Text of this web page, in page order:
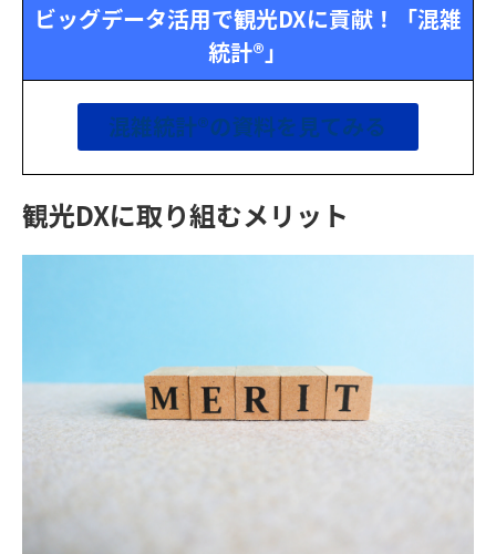
ビッグデータ活用で観光DXに貢献！「混雑
統計®」
混雑統計®の資料を見てみる
観光DXに取り組むメリット